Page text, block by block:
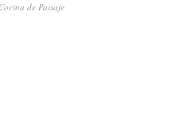
de Paisaje